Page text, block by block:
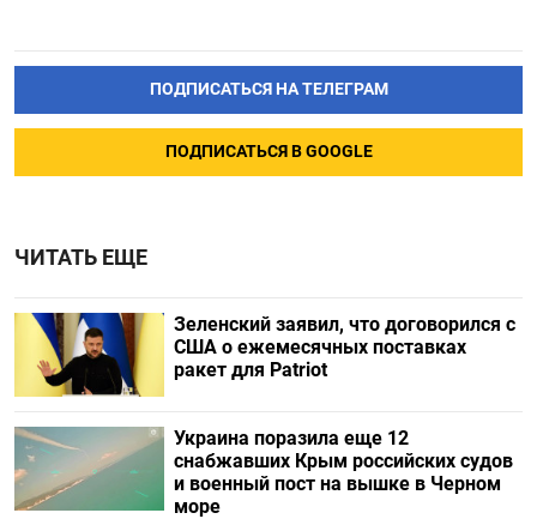
ПОДПИСАТЬСЯ НА ТЕЛЕГРАМ
ПОДПИСАТЬСЯ В GOOGLE
ЧИТАТЬ ЕЩЕ
Зеленский заявил, что договорился с
США о ежемесячных поставках
ракет для Patriot
Украина поразила еще 12
снабжавших Крым российских судов
и военный пост на вышке в Черном
море